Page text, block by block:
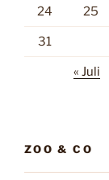
24 25
31
« Juli
ZOO & CO